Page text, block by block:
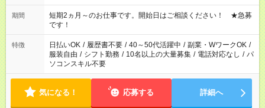
庭の都合でお休みが必要な場合も遠慮なくご相談ください。 ※
週最低15時間以上の勤務が必要です
期間
短期2ヵ月～のお仕事です。開始日はご相談ください！ ★急募
です！
特徴 日払いOK / 履歴書不要 / 40～50代活躍中 / 副業・WワークOK /
服装自由 / シフト勤務 / 10名以上の大量募集 / 電話対応なし / パ
ソコンスキル不要
気になる！ 応募する 詳細へ